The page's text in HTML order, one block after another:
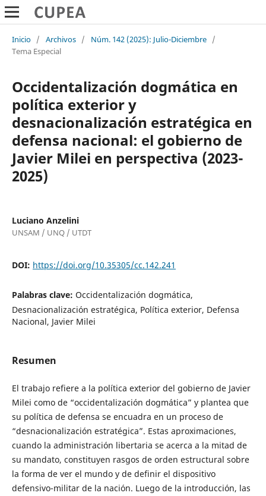
Inicio / Archivos / Núm. 142 (2025): Julio-Diciembre /
Tema Especial
Occidentalización dogmática en
política exterior y
desnacionalización estratégica en
defensa nacional: el gobierno de
Javier Milei en perspectiva (2023-
2025)
Luciano Anzelini
UNSAM / UNQ / UTDT
DOI: https://doi.org/10.35305/cc.142.241
Palabras clave: Occidentalización dogmática,
Desnacionalización estratégica, Política exterior, Defensa
Nacional, Javier Milei
Resumen
El trabajo refiere a la política exterior del gobierno de Javier
Milei como de “occidentalización dogmática” y plantea que
su política de defensa se encuadra en un proceso de
“desnacionalización estratégica”. Estas aproximaciones,
cuando la administración libertaria se acerca a la mitad de
su mandato, constituyen rasgos de orden estructural sobre
la forma de ver el mundo y de definir el dispositivo
defensivo-militar de la nación. Luego de la introducción, las